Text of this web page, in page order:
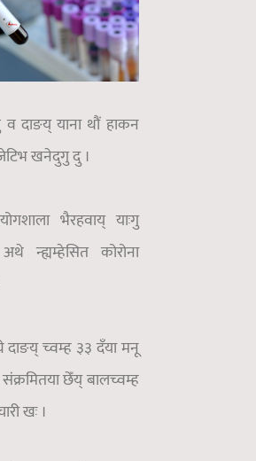
दाङय् याना थौं हाकन
खनेदुगु दु ।
भैरहवाय् याःगु
न्ह्यम्हेसित कोरोना
दाङय् च्वम्ह ३३ दँया मनू
छेँय् बालच्वम्ह
खः ।